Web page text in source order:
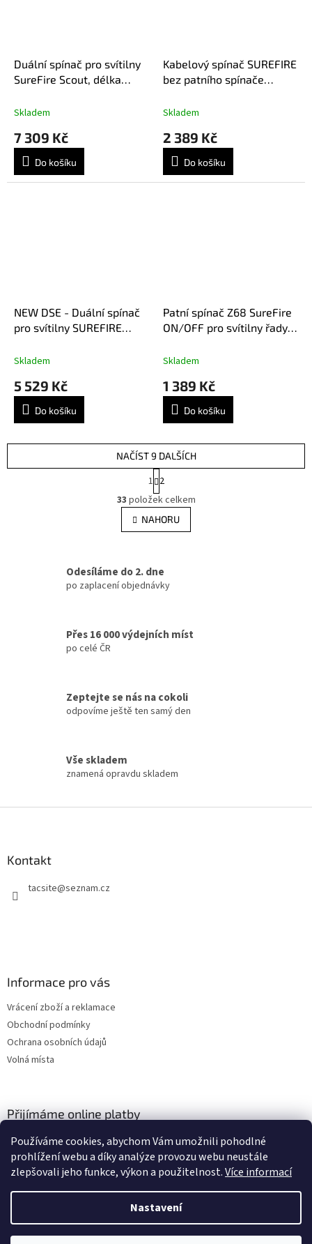
Používáme cookies, abychom Vám umožnili pohodlné
prohlížení webu a díky analýze provozu webu neustále
zlepšovali jeho funkce, výkon a použitelnost.Více informací
Nastavení
Vážení zákazníci, momentálně čerpáme dovolenou a budeme opět
Duální spínač pro svítilny
SureFire Scout, délka
Skladem
7 309 Kč
Do košíku
Kabelový spínač SUREFIRE
bez patního spínače
Skladem
2 389 Kč
Do košíku
NEW DSE - Duální spínač
pro svítilny SUREFIRE
černá
Skladem
5 529 Kč
Do košíku
Patní spínač Z68 SureFire
ON/OFF pro svítilny řady
Skladem
1 389 Kč
Do košíku
O
v
l
á
c
í
k
p
i
s
NAČÍST 9 DALŠÍCH
S
t
r
á
n
k
á
n
í
1 2
33 položek celkem
NAHORU
Odesíláme do 2. dne
po zaplacení objednávky
Přes 16 000 výdejních míst
po celé ČR
Zeptejte se nás na cokoli
odpovíme ještě ten samý den
Vše skladem
znamená opravdu skladem
Kontakt
tacsite@seznam.cz
Informace pro vás
Vrácení zboží a reklamace
Obchodní podmínky
Ochrana osobních údajů
Volná místa
Přijímáme online platby
Vytvořil Shoptet